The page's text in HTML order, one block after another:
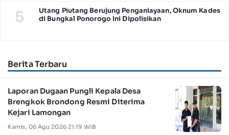
5
Utang Piutang Berujung Penganiayaan, Oknum Kades
di Bungkal Ponorogo Ini Dipolisikan
Berita Terbaru
Laporan Dugaan Pungli Kepala Desa
Brengkok Brondong Resmi Diterima
Kejari Lamongan
Kamis, 06 Agu 2026 21:19 WIB